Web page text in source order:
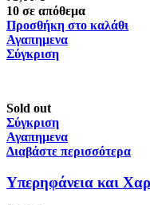
10 σε απόθεμα
Προσθήκη στο καλάθι
Αγαπημενα
Σύγκριση
Sold out
Σύγκριση
Αγαπημενα
Διαβάστε περισσότερα
Υπερηφάνεια και